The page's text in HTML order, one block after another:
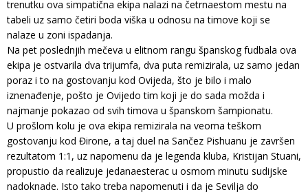
trenutku ova simpatična ekipa nalazi na četrnaestom mestu na
tabeli uz samo četiri boda viška u odnosu na timove koji se
nalaze u zoni ispadanja.
Na pet poslednjih mečeva u elitnom rangu španskog fudbala ova
ekipa je ostvarila dva trijumfa, dva puta remizirala, uz samo jedan
poraz i to na gostovanju kod Ovijeda, što je bilo i malo
iznenađenje, pošto je Ovijedo tim koji je do sada možda i
najmanje pokazao od svih timova u španskom šampionatu.
U prošlom kolu je ova ekipa remizirala na veoma teškom
gostovanju kod Đirone, a taj duel na Sančez Pishuanu je završen
rezultatom 1:1, uz napomenu da je legenda kluba, Kristijan Stuani,
propustio da realizuje jedanaesterac u osmom minutu sudijske
nadoknade. Isto tako treba napomenuti i da je Sevilja do